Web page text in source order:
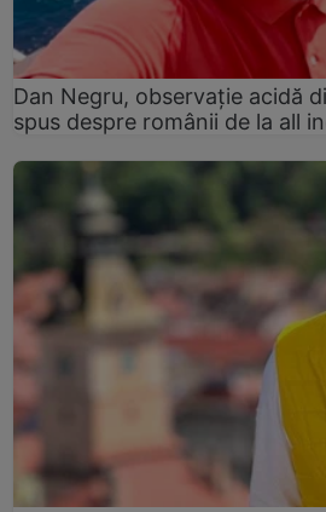
Dan Negru, observație acidă
spus despre românii de la all